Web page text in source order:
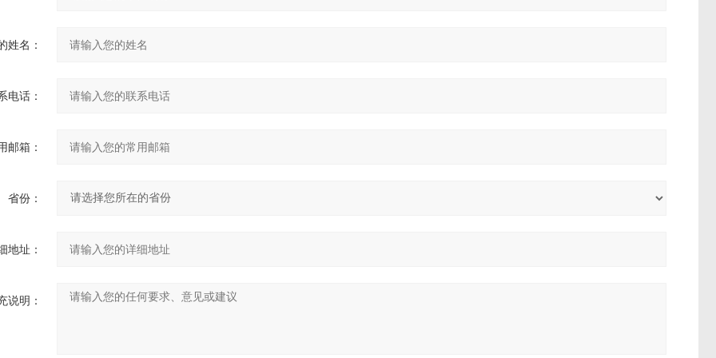
姓名：
电话：
邮箱：
省份：
地址：
说明：